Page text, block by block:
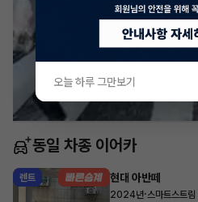
동일 차종 이어카
렌트 현대 아반떼
2024년·스마트스트
오늘 하루 그만보기